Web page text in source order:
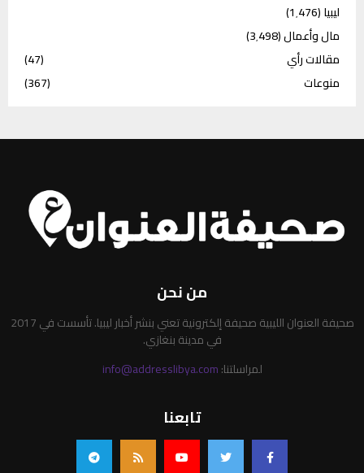
ليبيا(1٬476)
مال وأعمال(3٬498)
مقالات رأي
(47)
منوعات
(367)
من نحن
صحيفة العنوان الليبية صحيفة إلكترونية تعني بنشر أخبار ليبيا. تأسست في 2017
في مدينة بنغازي.
لمراسلتنا:info@addresslibya.com
تابعنا